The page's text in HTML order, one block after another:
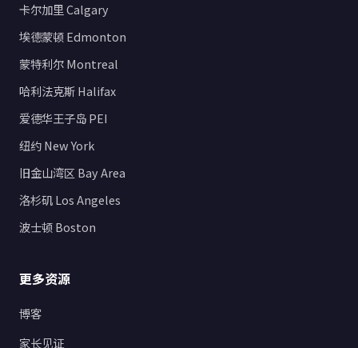
卡尔加里 Calgary
埃德蒙顿 Edmonton
蒙特利尔 Montreal
哈利法克斯 Halifax
爱德华王子岛 PEI
纽约 New York
旧金山湾区 Bay Area
洛杉矶 Los Angeles
波士顿 Boston
更多资源
博客
家长见证